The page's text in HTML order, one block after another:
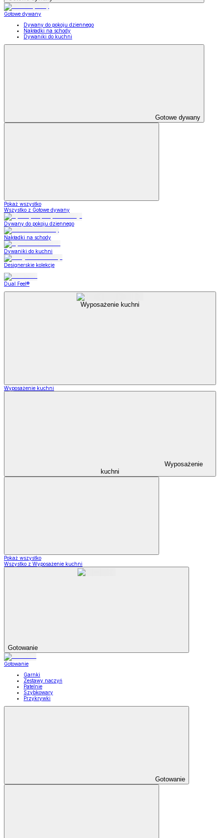
Gotowe dywany
Dywany do pokoju dziennego
Nakładki na schody
Dywaniki do kuchni
Gotowe dywany
Pokaż wszystko
Wszystko z Gotowe dywany
Dywany do pokoju dziennego
Nakładki na schody
Dywaniki do kuchni
Designerskie kolekcje
Dual Feel®
Wyposażenie kuchni
Wyposażenie kuchni
Wyposażenie
kuchni
Pokaż wszystko
Wszystko z Wyposażenie kuchni
Gotowanie
Gotowanie
Garnki
Zestawy naczyń
Patelnie
Szybkowary
Przykrywki
Gotowanie